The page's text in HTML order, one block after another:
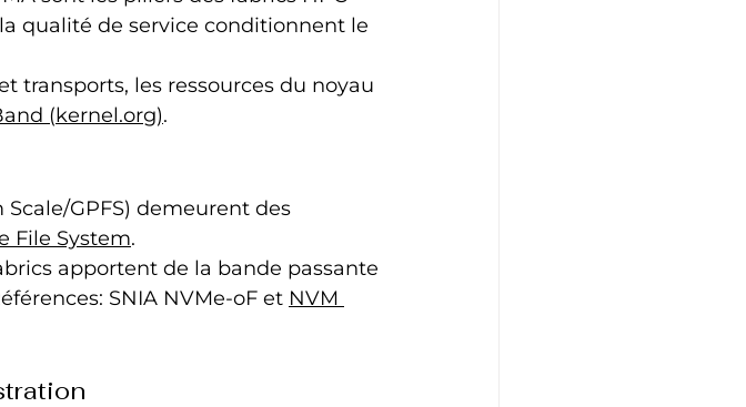
qualité de service conditionnent le
transports, les ressources du noyau
(kernel.org).
GPFS) demeurent des
File System.
apportent de la bande passante
SNIA NVMe-oF et NVM